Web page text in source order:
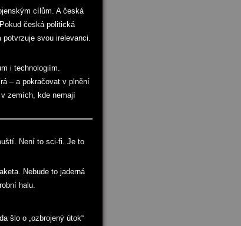
cílům. A česká
česká politická
potvrzuje svou irelevanci.
i technologiím.
– a pokračovat v plnění
zemích, kde nemají
Není to sci-fi. Je to
Nebude to jaderná
halu.
šlo o „ozbrojený útok“